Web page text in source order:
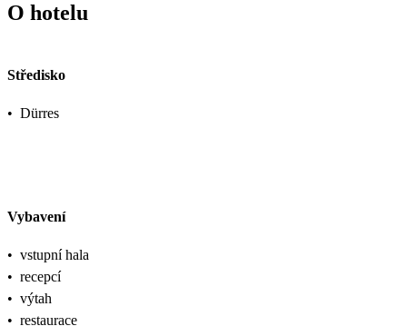
O hotelu
Středisko
• Dürres
Vybavení
• vstupní hala
• recepcí
• výtah
• restaurace